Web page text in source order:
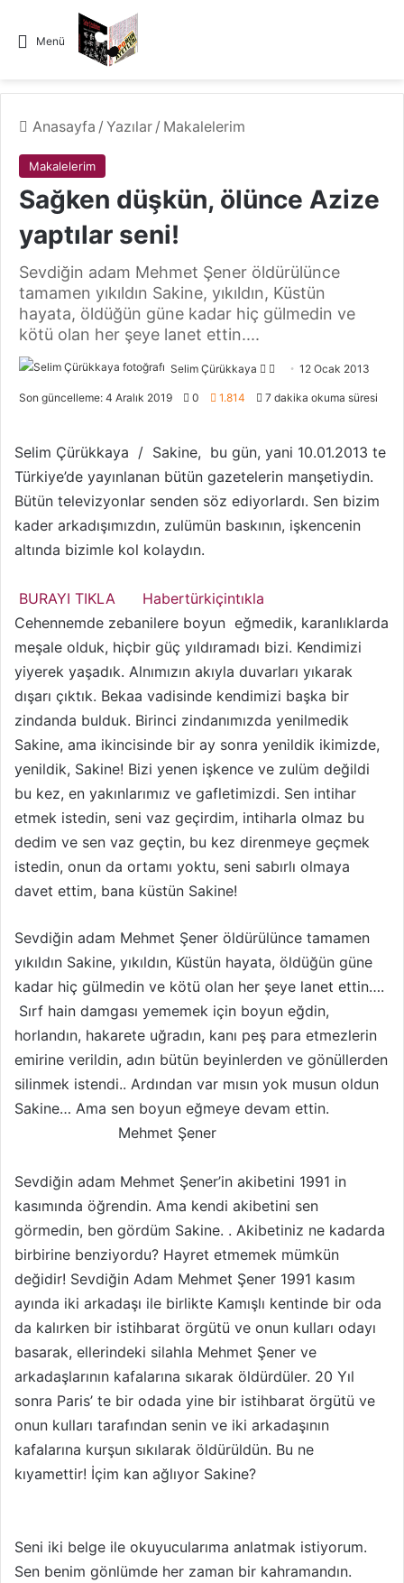
Menü
Anasayfa / Yazılar / Makalelerim
Makalelerim
Sağken düşkün, ölünce Azize
yaptılar seni!
Sevdiğin adam Mehmet Şener öldürülünce
tamamen yıkıldın Sakine, yıkıldın, Küstün
hayata, öldüğün güne kadar hiç gülmedin ve
kötü olan her şeye lanet ettin....
Selim Çürükkaya
F
o
o
w
o
n
-
p
o
s
n
d
e
r
m
12 Ocak 2013
Son güncelleme: 4 Aralık 2019 0 1.814 7 dakika okuma süresi
Selim Çürükkaya / Sakine, bu gün, yani 10.01.2013 te
Türkiye’de yayınlanan bütün gazetelerin manşetiydin.
Bütün televizyonlar senden söz ediyorlardı. Sen bizim
kader arkadışımızdın, zulümün baskının, işkencenin
altında bizimle kol kolaydın.
BURAYI TIKLA
Habertürkiçintıkla
Cehennemde zebanilere boyun eğmedik, karanlıklarda
meşale olduk, hiçbir güç yıldıramadı bizi. Kendimizi
yiyerek yaşadık. Alnımızın akıyla duvarları yıkarak
dışarı çıktık. Bekaa vadisinde kendimizi başka bir
zindanda bulduk. Birinci zindanımızda yenilmedik
Sakine, ama ikincisinde bir ay sonra yenildik ikimizde,
yenildik, Sakine! Bizi yenen işkence ve zulüm değildi
bu kez, en yakınlarımız ve gafletimizdi. Sen intihar
etmek istedin, seni vaz geçirdim, intiharla olmaz bu
dedim ve sen vaz geçtin, bu kez direnmeye geçmek
istedin, onun da ortamı yoktu, seni sabırlı olmaya
davet ettim, bana küstün Sakine!
Sevdiğin adam Mehmet Şener öldürülünce tamamen
yıkıldın Sakine, yıkıldın, Küstün hayata, öldüğün güne
kadar hiç gülmedin ve kötü olan her şeye lanet ettin….
Sırf hain damgası yememek için boyun eğdin,
horlandın, hakarete uğradın, kanı peş para etmezlerin
emirine verildin, adın bütün beyinlerden ve gönüllerden
silinmek istendi.. Ardından var mısın yok musun oldun
Sakine… Ama sen boyun eğmeye devam ettin.
Mehmet Şener
Sevdiğin adam Mehmet Şener’in akibetini 1991 in
kasımında öğrendin. Ama kendi akibetini sen
görmedin, ben gördüm Sakine. . Akibetiniz ne kadarda
birbirine benziyordu? Hayret etmemek mümkün
değidir! Sevdiğin Adam Mehmet Şener 1991 kasım
ayında iki arkadaşı ile birlikte Kamışlı kentinde bir oda
da kalırken bir istihbarat örgütü ve onun kulları odayı
basarak, ellerindeki silahla Mehmet Şener ve
arkadaşlarının kafalarına sıkarak öldürdüler. 20 Yıl
sonra Paris’ te bir odada yine bir istihbarat örgütü ve
onun kulları tarafından senin ve iki arkadaşının
kafalarına kurşun sıkılarak öldürüldün. Bu ne
kıyamettir! İçim kan ağlıyor Sakine?
Seni iki belge ile okuyucularıma anlatmak istiyorum.
Sen benim gönlümde her zaman bir kahramandın.